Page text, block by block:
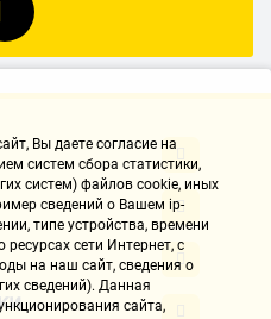
Вы даете согласие на
систем сбора статистики,
систем) файлов cookie, иных
сведений о Вашем ip-
типе устройства, времени
сети Интернет, с
на наш сайт, сведения о
сведений). Данная
сайта,